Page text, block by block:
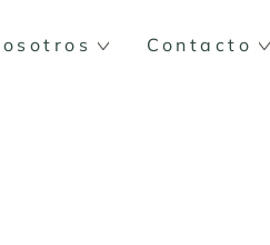
Contacto